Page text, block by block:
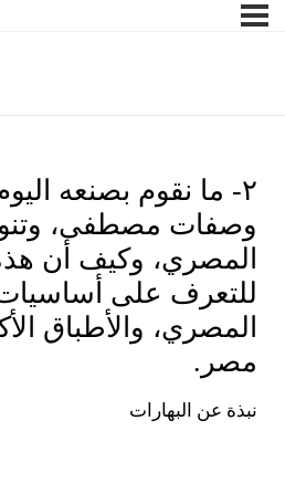
٢- ما نقوم بصنعه
وصفات مصطفى،
المصري، وكيف أن
للتعرف على
المصري، والأطباق
مصر.
نبذة عن البهارات